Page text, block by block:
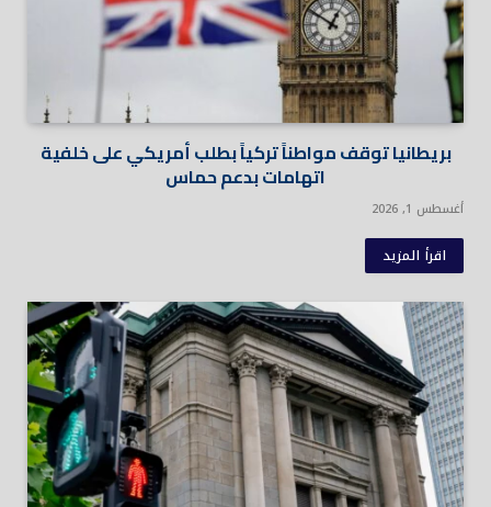
بريطانيا توقف مواطناً تركياً بطلب أمريكي على خلفية
اتهامات بدعم حماس
أغسطس 1, 2026
اقرأ المزيد